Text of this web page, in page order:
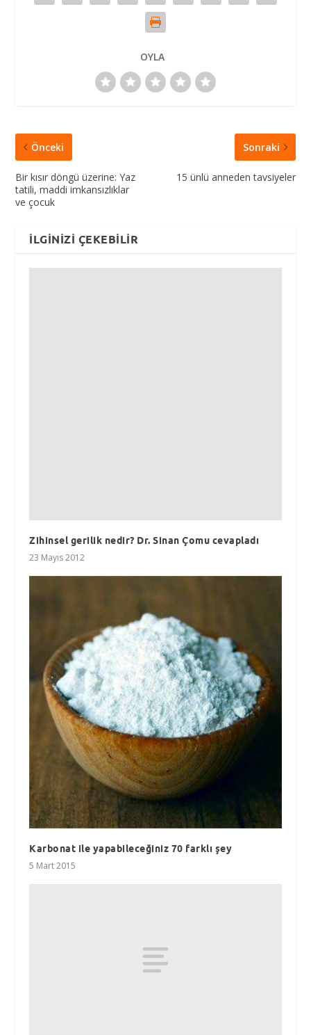
OYLA
Önceki
Bir kısır döngü üzerine: Yaz
tatili, maddi imkansızlıklar
ve çocuk
Sonraki
15 ünlü anneden tavsiyeler
İLGINIZI ÇEKEBILIR
Zihinsel gerilik nedir? Dr. Sinan Çomu cevapladı
23 Mayıs 2012
Karbonat ile yapabileceğiniz 70 farklı şey
5 Mart 2015